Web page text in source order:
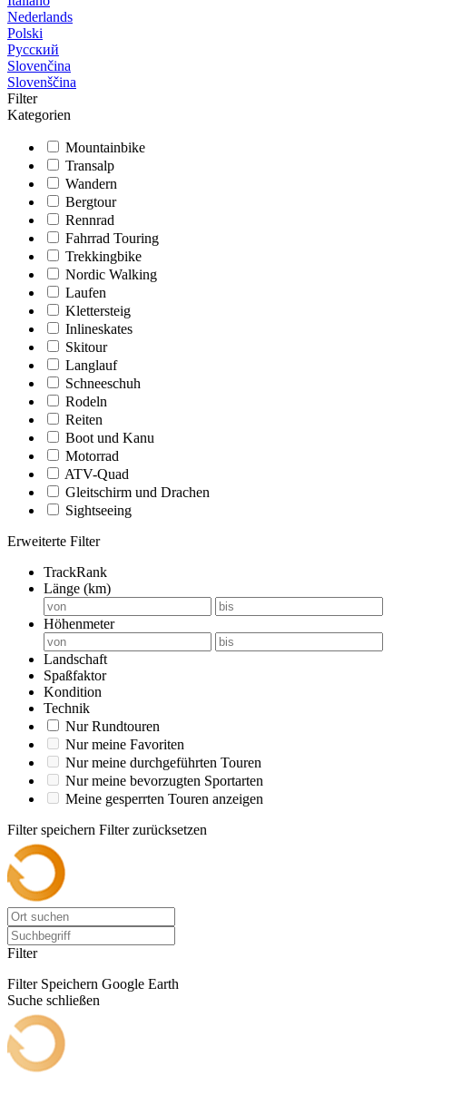
Nederlands
Polski
Русский
Slovenčina
Slovenščina
Filter
Kategorien
Mountainbike
Transalp
Wandern
Bergtour
Rennrad
Fahrrad Touring
Trekkingbike
Nordic Walking
Laufen
Klettersteig
Inlineskates
Skitour
Langlauf
Schneeschuh
Rodeln
Reiten
Boot und Kanu
Motorrad
ATV-Quad
Gleitschirm und Drachen
Sightseeing
Erweiterte Filter
TrackRank
Länge (km)
Höhenmeter
Landschaft
Spaßfaktor
Kondition
Technik
Nur Rundtouren
Nur meine Favoriten
Nur meine durchgeführten Touren
Nur meine bevorzugten Sportarten
Meine gesperrten Touren anzeigen
Filter speichern Filter zurücksetzen
Filter
Filter Speichern Google Earth
Suche schließen